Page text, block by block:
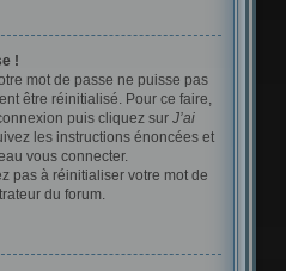
!
mot de passe ne puisse pas
être réinitialisé. Pour ce faire,
puis cliquez sur J’ai
les instructions énoncées et
vous connecter.
pas à réinitialiser votre mot de
du forum.